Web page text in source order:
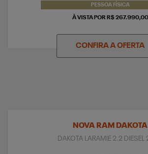
PESSOA FÍSICA
À VISTA POR R$ 267.990,00
CONFIRA A OFERTA
NOVA RAM DAKOTA
DAKOTA LARAMIE 2.2